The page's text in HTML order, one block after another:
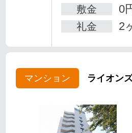
敷金 0
礼金 2
マンション ライオン